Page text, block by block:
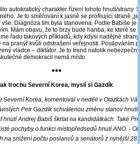
autokratický charakter řízení tohoto hnutí/strany.
Je to směřování k jasně se profilující straně
vše. Diagnóza tím byla stanovena. Podle Babiše je
Mám obavu, že to brzy bude hanba, ke které se
řadu takových příkladů, kdy kdysi nadějné
na pranýř kvůli odstrašení veřejnosti. Posilováním
vládce – diktátor. Je to trend natolik
demokracii nemá místo.
●●●
trochu Severní Korea, myslí si Gazdík
Severní Korea, komentoval v neděli v Otázkách
Petr Gazdík schválenou změnu stanov
hnutí Andrej Babiš škrtat na kandidátkách. Také
pochyby o funkci místopředsedů hnutí ANO. -
na snížení počtu poslanců a senátorů z nynější